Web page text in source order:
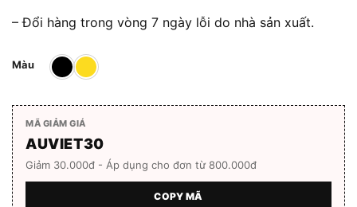
– Đổi hàng trong vòng 7 ngày lỗi do nhà sản xuất.
Màu
MÃ GIẢM GIÁ
AUVIET30
Giảm 30.000đ - Áp dụng cho đơn từ 800.000đ
COPY MÃ